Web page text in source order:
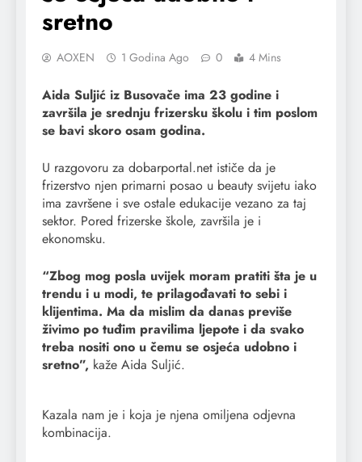
sretno
AOXEN 1 Godina Ago 0 4 Mins
Aida Suljić iz Busovače ima 23 godine i
završila je srednju frizersku školu i tim poslom
se bavi skoro osam godina.
U razgovoru za dobarportal.net ističe da je
frizerstvo njen primarni posao u beauty svijetu iako
ima završene i sve ostale edukacije vezano za taj
sektor. Pored frizerske škole, završila je i
ekonomsku.
“Zbog mog posla uvijek moram pratiti šta je u
trendu i u modi, te prilagođavati to sebi i
klijentima. Ma da mislim da danas previše
živimo po tuđim pravilima ljepote i da svako
treba nositi ono u čemu se osjeća udobno i
sretno”, kaže Aida Suljić.
Kazala nam je i koja je njena omiljena odjevna
kombinacija.